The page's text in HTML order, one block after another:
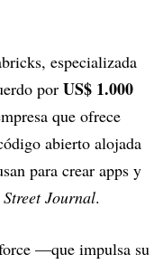
especializada
por US$ 1.000
que ofrece
abierto alojada
para crear apps y
Journal.
—que impulsa su